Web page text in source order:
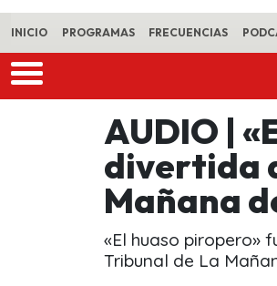
INICIO PROGRAMAS FRECUENCIAS
AUDIO |
divertida
Mañana
«El huaso piropero»
Tribunal de La